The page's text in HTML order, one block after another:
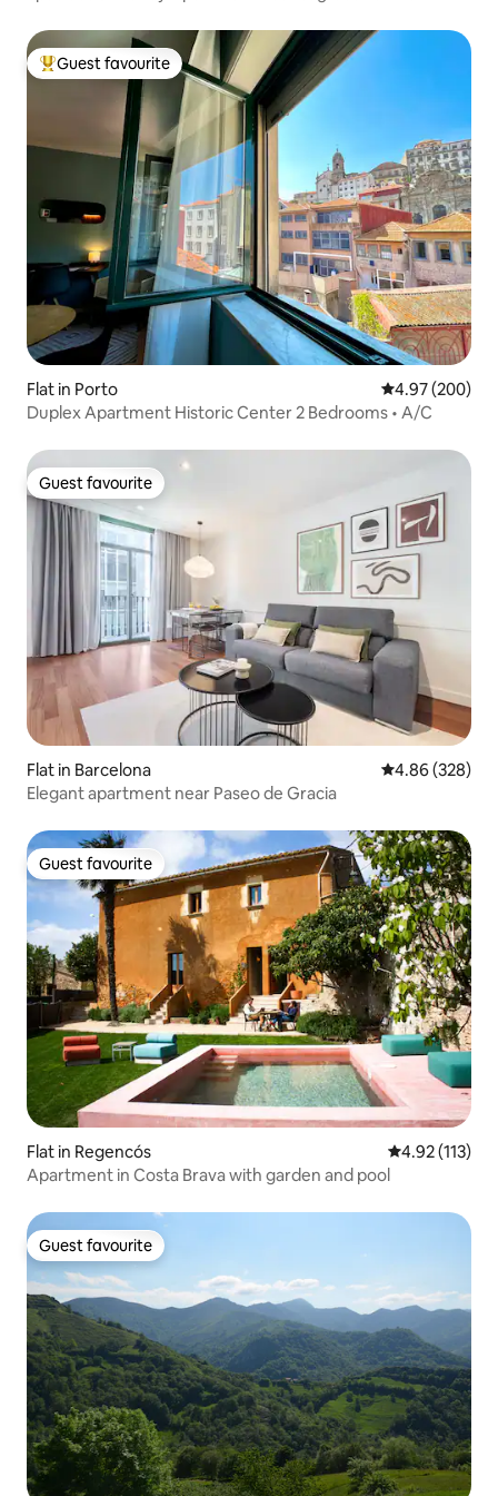
Top guest favourite
Guest favourite
Flat in Porto 4.97 out of 5
4.97 (200)
Duplex Apartment Historic Center 2 Bedrooms • A/C
Guest favourite
Guest favourite
Flat in Barcelona 4.86 out of 5
4.86 (328)
Elegant apartment near Paseo de Gracia
Guest favourite
Guest favourite
Flat in Regencós 4.92 out of 5
4.92 (113)
Apartment in Costa Brava with garden and pool
Guest favourite
Guest favourite